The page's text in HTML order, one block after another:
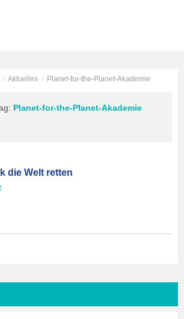
/ Aktuelles / Planet-for-the-Planet-Akademie
Planet-for-the-Planet-Akademie
die Welt retten